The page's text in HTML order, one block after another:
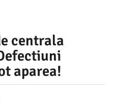
centrala
aparea!